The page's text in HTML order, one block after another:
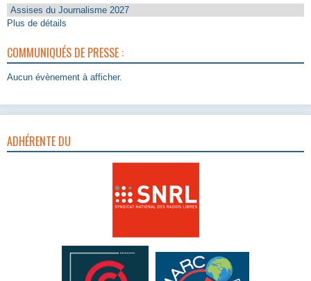
Assises du Journalisme 2027
Plus de détails
COMMUNIQUÉS DE PRESSE :
Aucun évènement à afficher.
ADHÉRENTE DU